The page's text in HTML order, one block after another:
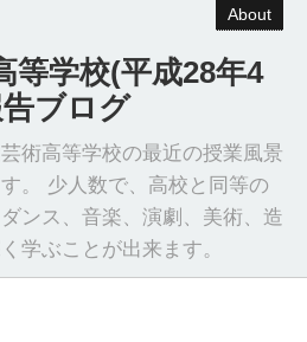
About
等学校(平成28年4
ブログ
術高等学校の最近の授業風景
。 少人数で、高校と同等の
ンス、音楽、演劇、美術、造
学ぶことが出来ます。